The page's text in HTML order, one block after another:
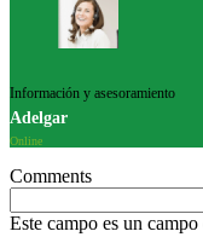
Información y asesoramiento
Adelgar
Online
Comments
Este campo es un